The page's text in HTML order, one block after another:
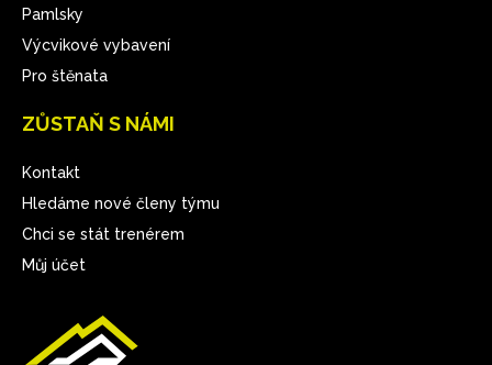
Pamlsky
Výcvikové vybavení
Pro štěnata
ZŮSTAŇ S NÁMI
Kontakt
Hledáme nové členy týmu
Chci se stát trenérem
Můj účet